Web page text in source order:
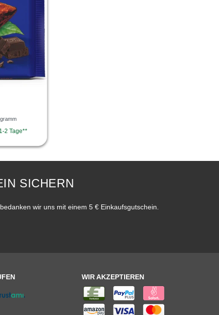
2 Tage**
SICHERN
wir uns mit einem 5 € Einkaufsgutschein.
WIR AKZEPTIEREN